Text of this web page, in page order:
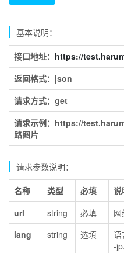
基本说明：
接口地址： https://
返回格式：json
请求方式：get
请求示例：https://
路图片
请求参数说明：
名称 类型 必填
说
url
string 必填
lang
string 选填
语
-jp